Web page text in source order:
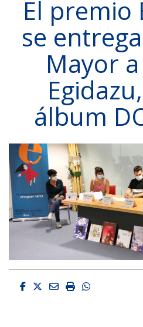
El premio
se
Mayor
álbum
Facebook
Twitter
EmailImprimirWhatsapp